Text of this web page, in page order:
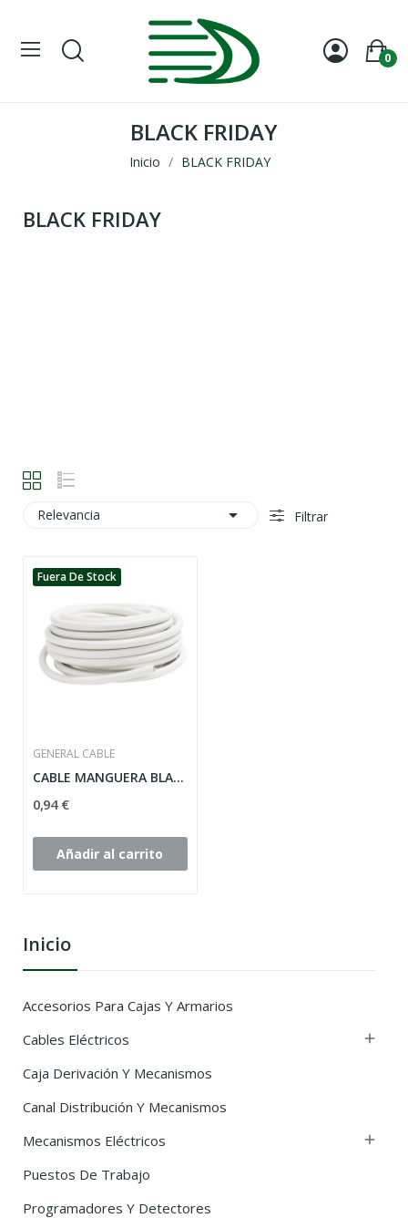
0
BLACK FRIDAY
Inicio BLACK FRIDAY
Inicio
Accesorios Para Cajas Y Armarios
Cables Eléctricos

Caja Derivación Y Mecanismos
Canal Distribución Y Mecanismos
Mecanismos Eléctricos

Puestos De Trabajo
Programadores Y Detectores
BLACK FRIDAY
Relevancia  Filtrar
Fuera De Stock
GENERAL CABLE
CABLE MANGUERA BLANCA 1.5MM, 3 CONDUCTORES
0,94 €
Añadir al carrito